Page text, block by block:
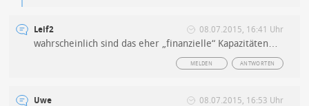
Leif2 08.07.2015, 16:41 Uhr
wahrscheinlich sind das eher „finanzielle“ Kapazitäten…
ANTWORTEN
MELDEN
Uwe 08.07.2015, 16:53 Uhr